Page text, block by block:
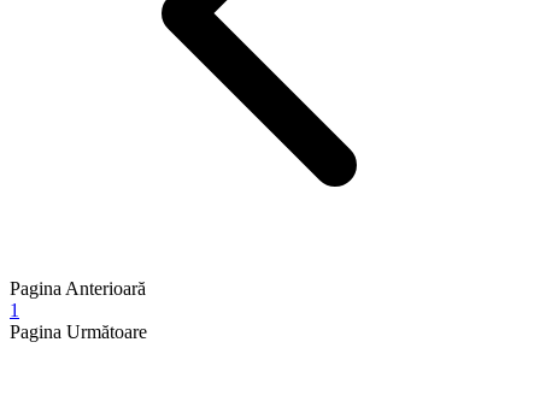
Pagina Anterioară
1
Pagina Următoare